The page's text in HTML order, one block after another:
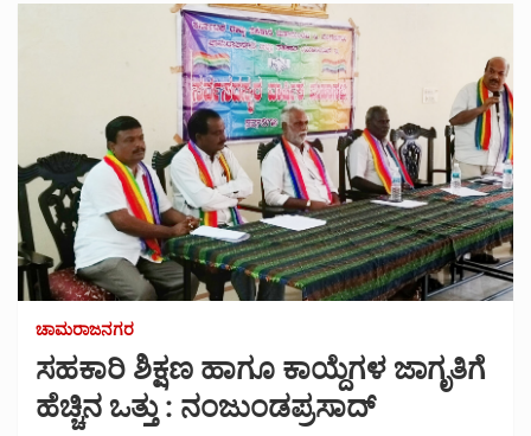
ಚಾಮರಾಜನಗರ
ಸಹಕಾರಿ ಶಿಕ್ಷಣ ಹಾಗೂ ಕಾಯ್ದೆಗಳ ಜಾಗೃತಿಗೆ
ಹೆಚ್ಚಿನ ಒತ್ತು : ನಂಜುಂಡಪ್ರಸಾದ್